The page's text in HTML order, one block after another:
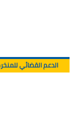
الدعم القضائي